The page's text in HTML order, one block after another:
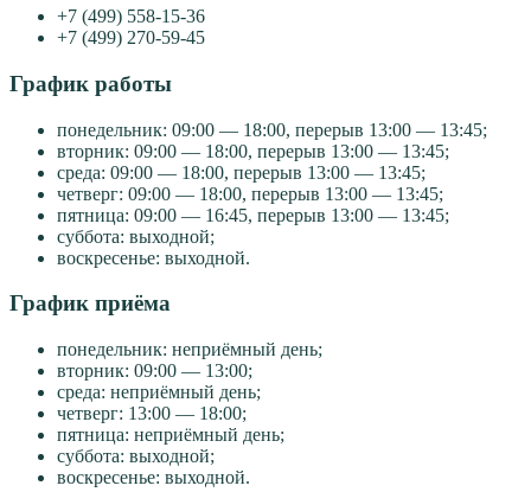
+7 (499) 558-15-36
+7 (499) 270-59-45
График работы
понедельник: 09:00 — 18:00, перерыв 13:00 — 13:45;
вторник: 09:00 — 18:00, перерыв 13:00 — 13:45;
среда: 09:00 — 18:00, перерыв 13:00 — 13:45;
четверг: 09:00 — 18:00, перерыв 13:00 — 13:45;
пятница: 09:00 — 16:45, перерыв 13:00 — 13:45;
суббота: выходной;
воскресенье: выходной.
График приёма
понедельник: неприёмный день;
вторник: 09:00 — 13:00;
среда: неприёмный день;
четверг: 13:00 — 18:00;
пятница: неприёмный день;
суббота: выходной;
воскресенье: выходной.